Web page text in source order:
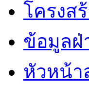
โครงส
ข้อมูลฝ่
หัวหน้า